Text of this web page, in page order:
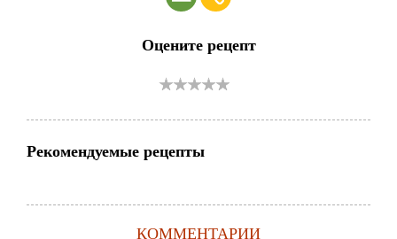
Оцените рецепт
Рекомендуемые рецепты
КОММЕНТАРИИ